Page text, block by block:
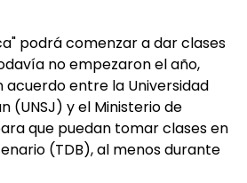
podrá comenzar a dar clases
no empezaron el año,
acuerdo entre la Universidad
(UNSJ) y el Ministerio de
que puedan tomar clases en
(TDB), al menos durante